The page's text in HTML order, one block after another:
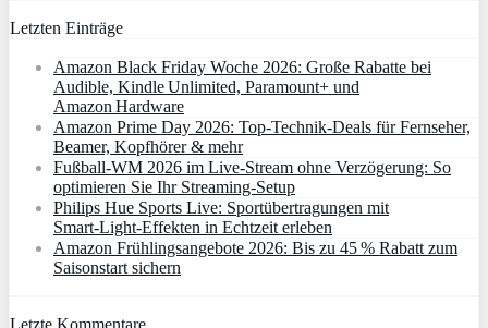
Letzten Einträge
Amazon Black Friday Woche 2026: Große Rabatte bei
Audible, Kindle Unlimited, Paramount+ und
Amazon Hardware
Amazon Prime Day 2026: Top-Technik-Deals für Fernseher,
Beamer, Kopfhörer & mehr
Fußball-WM 2026 im Live-Stream ohne Verzögerung: So
optimieren Sie Ihr Streaming-Setup
Philips Hue Sports Live: Sportübertragungen mit
Smart‑Light‑Effekten in Echtzeit erleben
Amazon Frühlingsangebote 2026: Bis zu 45 % Rabatt zum
Saisonstart sichern